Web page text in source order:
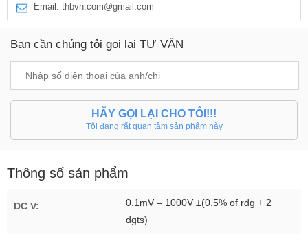
Email: thbvn.com@gmail.com
Bạn cần chúng tôi gọi lại TƯ VẤN
HÃY GỌI LẠI CHO TÔI!!!
Tôi đang rất quan tâm sản phẩm này
Thông số sản phẩm
DC V:
0.1mV – 1000V ±(0.5% of rdg + 2
dgts)